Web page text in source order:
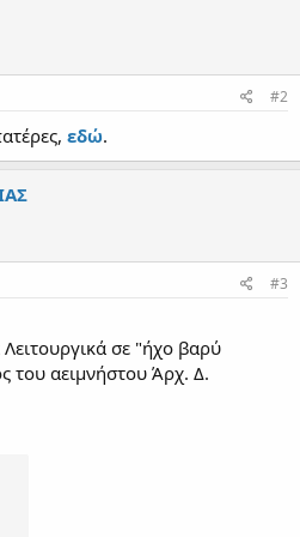
#2
εδώ.
#3
σε "ήχο βαρύ
του αειμνήστου Άρχ. Δ.